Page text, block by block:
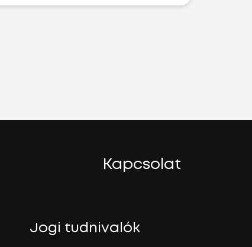
Kapcsolat
Jogi tudnivalók